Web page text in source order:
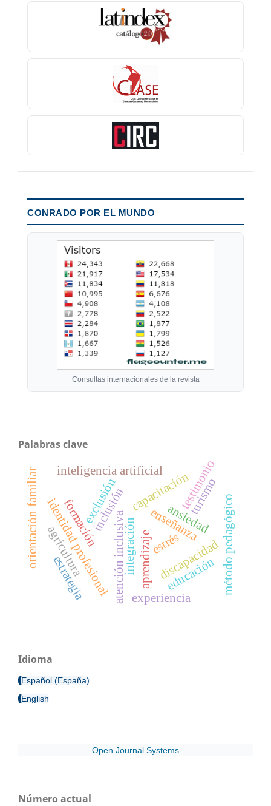
CONRADO POR EL MUNDO
Consultas internacionales de la revista
Palabras clave
formación atención inclusiva
identidad profesional enseñanza
aprendizaje
inclusión
exclusión
discapacidad
capacitación
inteligencia artificial
estrés
ansiedad método pedagógico
orientación familiar agricultura
turismo
educación
integración
estrategia experiencia
testimonio
Idioma
Español (España)
English
Open Journal Systems
Número actual